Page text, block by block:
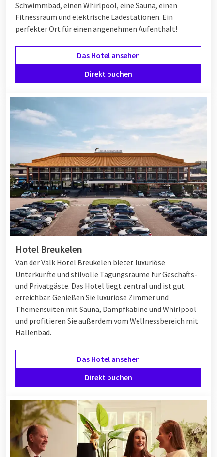
Schwimmbad, einen Whirlpool, eine Sauna, einen
Fitnessraum und elektrische Ladestationen. Ein
perfekter Ort für einen angenehmen Aufenthalt!
Das Hotel ansehen
Direkt buchen
Hotel Breukelen
Van der Valk Hotel Breukelen bietet luxuriöse
Unterkünfte und stilvolle Tagungsräume für Geschäfts-
und Privatgäste. Das Hotel liegt zentral und ist gut
erreichbar. Genießen Sie luxuriöse Zimmer und
Themensuiten mit Sauna, Dampfkabine und Whirlpool
und profitieren Sie außerdem vom Wellnessbereich mit
Hallenbad.
Das Hotel ansehen
Direkt buchen